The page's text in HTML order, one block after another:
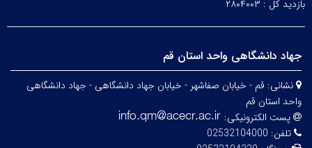
بازدید کل : ۲۸۰۴۰۰۳
جهاد دانشگاهی واحد استان قم
نشانی: قم - خیابان صفاشهر - خیابان جهاد دانشگاهی - جهاد دانشگاهی
واحد استان قم
پست الکترونیکی:
تلفن: 02532104000